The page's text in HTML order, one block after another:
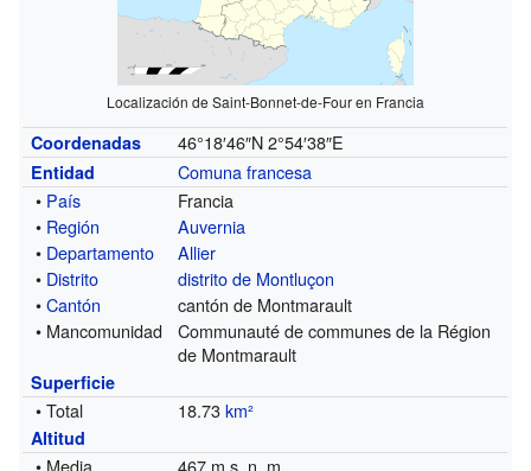
Localización de Saint-Bonnet-de-Four en Francia
Coordenadas 46°18′46″N 2°54′38″E
Entidad
Comuna francesa
• País
Francia
• Región
Auvernia
• Departamento
Allier
• Distrito
distrito de Montluçon
•Cantón
cantón de Montmarault
• Mancomunidad
Communauté de communes de la Région
de Montmarault
Superficie
• Total 18.73km²
Altitud
• Media
467 m s. n. m.